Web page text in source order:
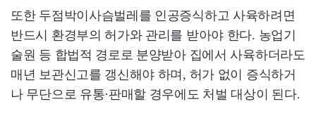
또한 두점박이사슴벌레를 인공증식하고 사육하려면
반드시 환경부의 허가와 관리를 받아야 한다. 농업기
술원 등 합법적 경로로 분양받아 집에서 사육하더라도
매년 보관신고를 갱신해야 하며, 허가 없이 증식하거
나 무단으로 유통·판매할 경우에도 처벌 대상이 된다.